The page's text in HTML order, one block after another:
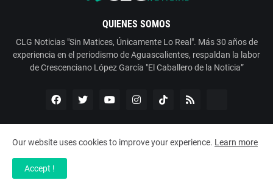
QUIENES SOMOS
CLG Noticias "Sin Matices, Únicamente Lo Real". Más 30 años de
experiencia en el periodismo de Aguascalientes, respaldan la labor
de Crescenciano López García "El Caballero de la Noticia”
ESNoticia con Crescenciano López García
Servicios
Our website uses cookies to improve your experience. Learn more
Accept !